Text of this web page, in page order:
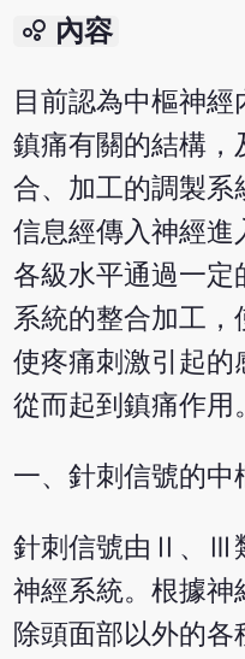
bubble_chart 內容
目前認為中樞神
鎮痛有關的結構，
合、加工的調製系
信息經傳入神經進
各級水平通過一定
系統的整合加工，
使疼痛刺激引起的
從而起到鎮痛作用
一、針刺信號的中
針刺信號由Ⅱ、Ⅲ
神經系統。根據神
除頭面部以外的各